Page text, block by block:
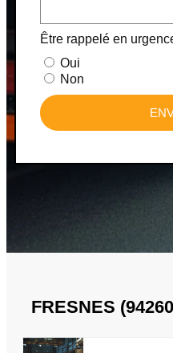
Être rappelé en
Oui
Non
FRESNES